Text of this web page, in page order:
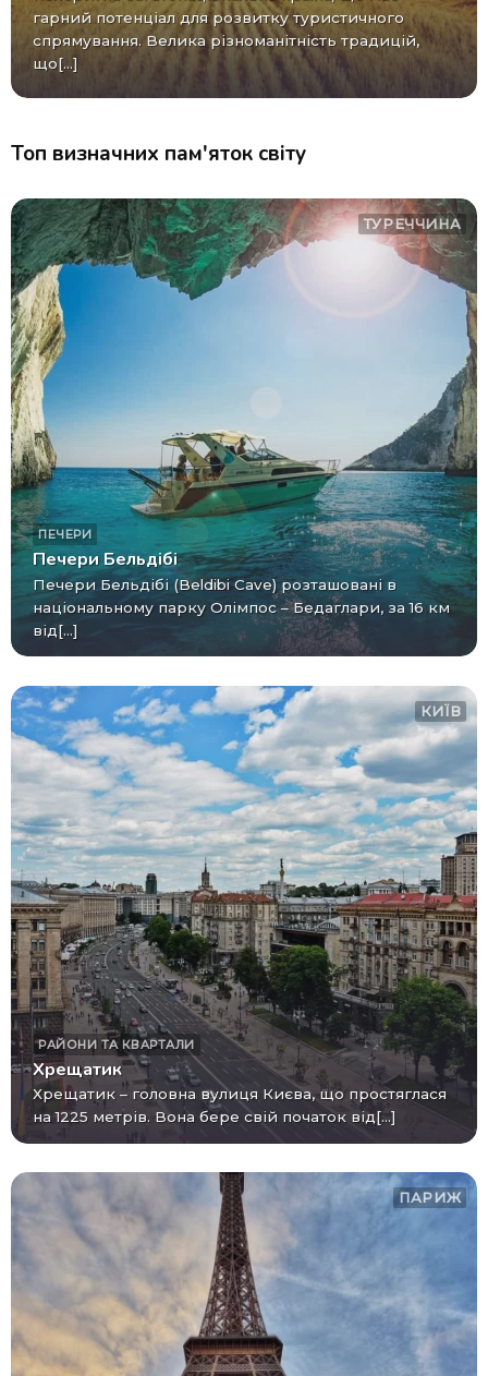
гарний потенціал для розвитку туристичного
спрямування. Велика різноманітність традицій,
що[...]
Топ визначних пам'яток світу
ТУРЕЧЧИНА
ПЕЧЕРИ
Печери Бельдібі
Печери Бельдібі (Beldibi Cave) розташовані в
національному парку Олімпос – Бедаглари, за 16 км
від[...]
КИЇВ
РАЙОНИ ТА КВАРТАЛИ
Хрещатик
Хрещатик – головна вулиця Києва, що простяглася
на 1225 метрів. Вона бере свій початок від[...]
ПАРИЖ